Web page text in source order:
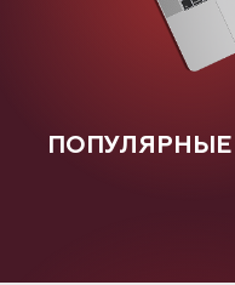
ПОПУЛЯРНЫЕ